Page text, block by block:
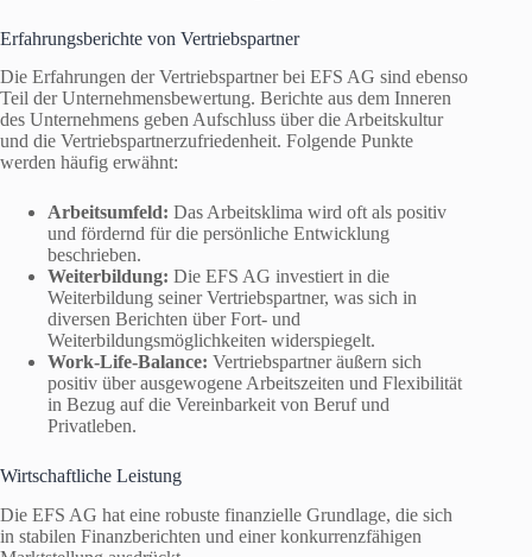
Erfahrungsberichte von Vertriebspartner
Die Erfahrungen der Vertriebspartner bei EFS AG sind ebenso
Teil der Unternehmensbewertung. Berichte aus dem Inneren
des Unternehmens geben Aufschluss über die Arbeitskultur
und die Vertriebspartnerzufriedenheit. Folgende Punkte
werden häufig erwähnt:
Arbeitsumfeld: Das Arbeitsklima wird oft als positiv
und fördernd für die persönliche Entwicklung
beschrieben.
Weiterbildung: Die EFS AG investiert in die
Weiterbildung seiner Vertriebspartner, was sich in
diversen Berichten über Fort- und
Weiterbildungsmöglichkeiten widerspiegelt.
Work-Life-Balance: Vertriebspartner äußern sich
positiv über ausgewogene Arbeitszeiten und Flexibilität
in Bezug auf die Vereinbarkeit von Beruf und
Privatleben.
Wirtschaftliche Leistung
Die EFS AG hat eine robuste finanzielle Grundlage, die sich
in stabilen Finanzberichten und einer konkurrenzfähigen